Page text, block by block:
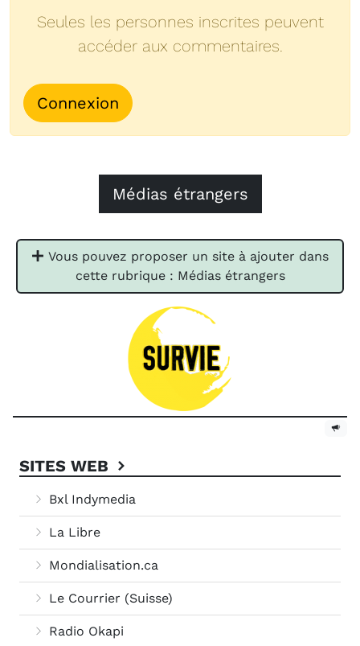
Seules les personnes inscrites peuvent
accéder aux commentaires.
Connexion
Médias étrangers
Vous pouvez proposer un site à ajouter dans
cette rubrique : Médias étrangers
SITES WEB
Bxl Indymedia
La Libre
Mondialisation.ca
Le Courrier (Suisse)
Radio Okapi